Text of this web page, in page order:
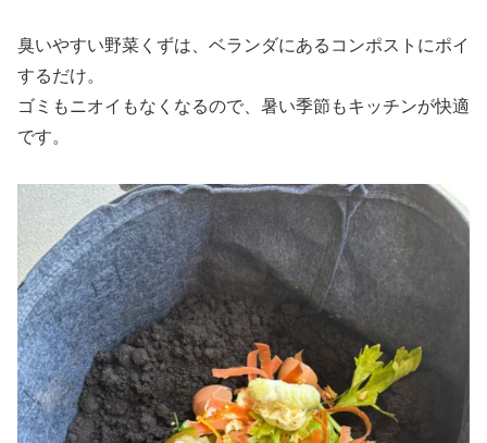
臭いやすい野菜くずは、ベランダにあるコンポストにポイ
するだけ。
ゴミもニオイもなくなるので、暑い季節もキッチンが快適
です。